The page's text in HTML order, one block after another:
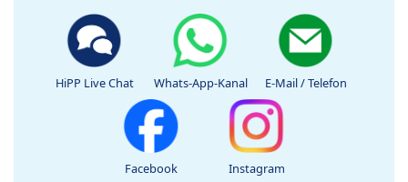
HiPP Live Chat Whats-App-Kanal E-Mail / Telefon
Facebook Instagram